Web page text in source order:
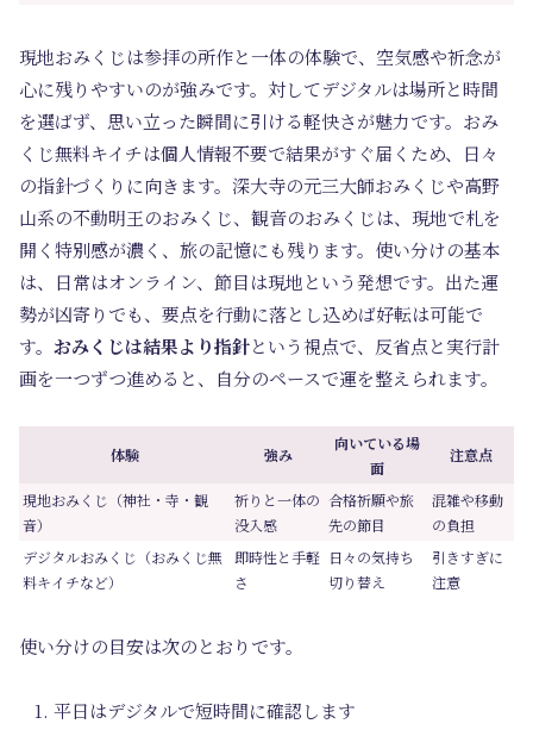
現地おみくじは参拝の所作と一体の体験で、空気感や祈念が
心に残りやすいのが強みです。対してデジタルは場所と時間
を選ばず、思い立った瞬間に引ける軽快さが魅力です。おみ
くじ無料キイチは個人情報不要で結果がすぐ届くため、日々
の指針づくりに向きます。深大寺の元三大師おみくじや高野
山系の不動明王のおみくじ、観音のおみくじは、現地で札を
開く特別感が濃く、旅の記憶にも残ります。使い分けの基本
は、日常はオンライン、節目は現地という発想です。出た運
勢が凶寄りでも、要点を行動に落とし込めば好転は可能で
す。 おみくじは結果より指針という視点で、反省点と実行計
画を一つずつ進めると、自分のペースで運を整えられます。
体験 強み
向いている場
面
注意点
現地おみくじ（神社・寺・観
音）
祈りと一体の
没入感
合格祈願や旅
先の節目
混雑や移動
の負担
デジタルおみくじ（おみくじ無
料キイチなど）
即時性と手軽
さ
日々の気持ち
切り替え
引きすぎに
注意
使い分けの目安は次のとおりです。
平日はデジタルで短時間に確認します